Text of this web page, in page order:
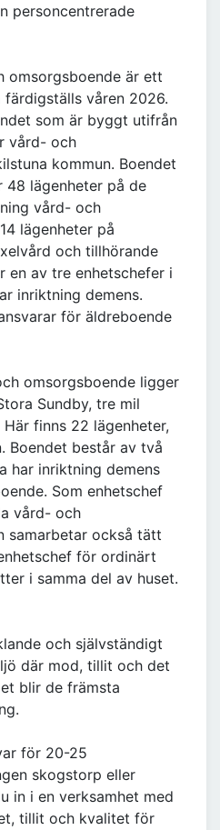
personcentrerade
omsorgsboende är ett
våren 2026.
som är byggt utifrån
vård- och
kommun. Boendet
48 lägenheter på de
vård- och
lägenheter på
och tillhörande
en av tre enhetschefer i
inriktning demens.
för äldreboende
omsorgsboende ligger
Sundby, tre mil
finns 22 lägenheter,
Boendet består av två
har inriktning demens
Som enhetschef
vård- och
samarbetar också tätt
för ordinärt
i samma del av huset.
och självständigt
där mod, tillit och det
blir de främsta
för 20-25
skogstorp eller
in i en verksamhet med
tillit och kvalitet för